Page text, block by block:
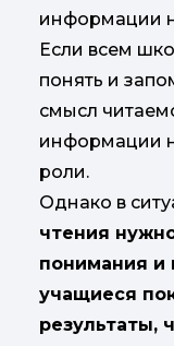
информации
Если всем
понять и
смысл
информации
роли.
Однако в
чтения
понимания и
учащиеся
результаты,